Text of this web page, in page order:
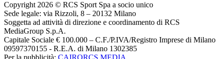
Copyright 2026 © RCS Sport Spa a socio unico
Sede legale: via Rizzoli, 8 – 20132 Milano
Soggetta ad attività di direzione e coordinamento di RCS
MediaGroup S.p.A.
Capitale Sociale € 100.000 – C.F./P.IVA/Registro Imprese di Milano
09597370155 - R.E.A. di Milano 1302385